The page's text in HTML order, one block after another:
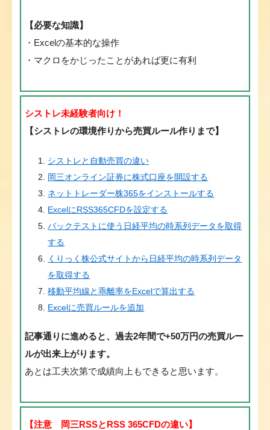
【必要な知識】
・Excelの基本的な操作
・マクロをかじったことがあれば更に有利
シストレ未経験者向け！
【シストレの環境作りから売買ルール作りまで】
シストレと自動売買の違い
岡三オンライン証券に株式口座を開設する
ネットトレーダー株365をインストールする
ExcelにRSS365CFDを設定する
バックテストに使う日経平均の時系列データを取得
する
くりっく株公式サイトから日経平均の時系列データ
を取得する
移動平均線と乖離率をExcelで算出する
Excelに売買ルールを追加
記事通りに進めると、過去2年間で+50万円の売買ルー
ルが出来上がります。
あとは工夫次第で成績向上もできると思います。
【注意 岡三RSSとRSS 365CFDの違い】